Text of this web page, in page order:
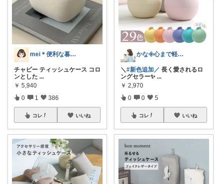
mei＊便利な暮らし🌸かわいいもの
チャビー ティッシュケース コロ
ンとした ...
￥ 5,940
0 1 386
コレ いいね
かな𖧷心まで軽くなる暮らしの記録🌿
＼ #新色追加／ 長く愛されるロ
ングセラー✨ ...
￥ 2,970
0 0 5
コレ いいね